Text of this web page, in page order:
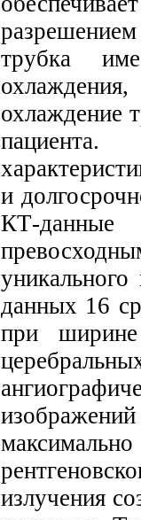
трубка
охлаждение
и
КТ-
данных 16
при
излучения